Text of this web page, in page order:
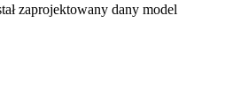
zaprojektowany dany model